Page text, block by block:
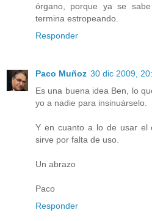
órgano, porque ya se
termina estropeando.
Responder
Paco Muñoz 30 dic 2009,
Es una buena idea Ben, lo
yo a nadie para insinuárselo.
Y en cuanto a lo de usar el
sirve por falta de uso.
Un abrazo
Paco
Responder